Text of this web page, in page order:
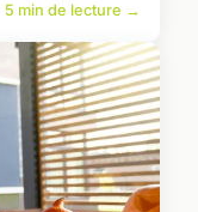
5 min de lecture →